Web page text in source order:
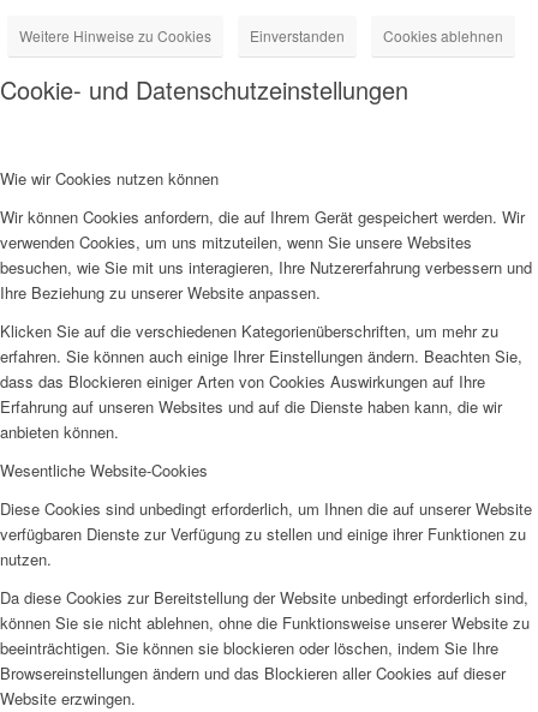
Weitere Hinweise zu Cookies Einverstanden Cookies ablehnen
Cookie- und Datenschutzeinstellungen
Wie wir Cookies nutzen können
Wir können Cookies anfordern, die auf Ihrem Gerät gespeichert werden. Wir
verwenden Cookies, um uns mitzuteilen, wenn Sie unsere Websites
besuchen, wie Sie mit uns interagieren, Ihre Nutzererfahrung verbessern und
Ihre Beziehung zu unserer Website anpassen.
Klicken Sie auf die verschiedenen Kategorienüberschriften, um mehr zu
erfahren. Sie können auch einige Ihrer Einstellungen ändern. Beachten Sie,
dass das Blockieren einiger Arten von Cookies Auswirkungen auf Ihre
Erfahrung auf unseren Websites und auf die Dienste haben kann, die wir
anbieten können.
Wesentliche Website-Cookies
Diese Cookies sind unbedingt erforderlich, um Ihnen die auf unserer Website
verfügbaren Dienste zur Verfügung zu stellen und einige ihrer Funktionen zu
nutzen.
Da diese Cookies zur Bereitstellung der Website unbedingt erforderlich sind,
können Sie sie nicht ablehnen, ohne die Funktionsweise unserer Website zu
beeinträchtigen. Sie können sie blockieren oder löschen, indem Sie Ihre
Browsereinstellungen ändern und das Blockieren aller Cookies auf dieser
Website erzwingen.